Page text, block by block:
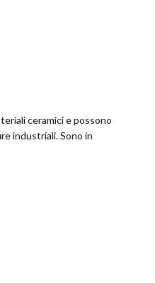
ceramici e possono
industriali. Sono in